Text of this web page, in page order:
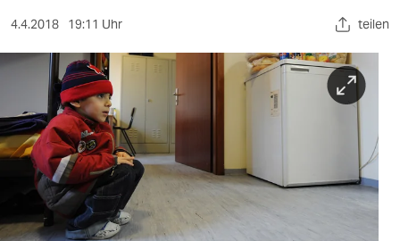
sport
berlin
nord
wahrheit
verlag
verlag
4.4.2018 19:11 Uhr teilen